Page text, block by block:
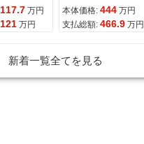
117.7 万円
121 万円
本体価格: 444 万円
支払総額: 466.9 万円
新着一覧全てを見る